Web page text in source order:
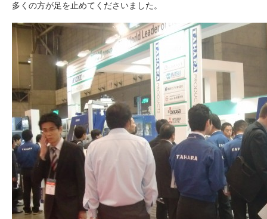
多くの方が足を止めてくださいました。